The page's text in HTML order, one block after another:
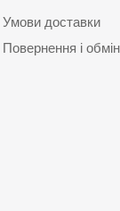
Умови доставки
Повернення і обмін